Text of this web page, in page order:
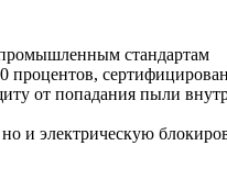
стандартам
процентов,
от попадания пыли
и электрическую